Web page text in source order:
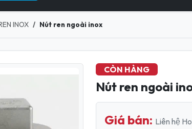
INOX Nút ren ngoài inox
CÒN HÀNG
Nút ren ngoài
Giá bán: Liên hệ